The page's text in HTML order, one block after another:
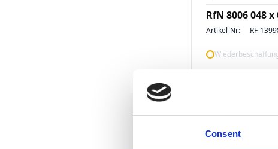
Consent
RfN 8006 048 x
Artikel-Nr: RF-